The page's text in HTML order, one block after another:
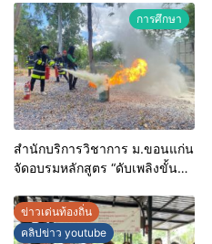
การศึกษา
สำนักบริการวิชาการ ม.ขอนแก่น
จัดอบรมหลักสูตร “ดับเพลิงขั้น
ท้องถิ่นรับมืออัคคีภัยตาม
มาตรฐานสากล
ข่าวเด่นท้องถิ่น
คลิปข่าว youtube